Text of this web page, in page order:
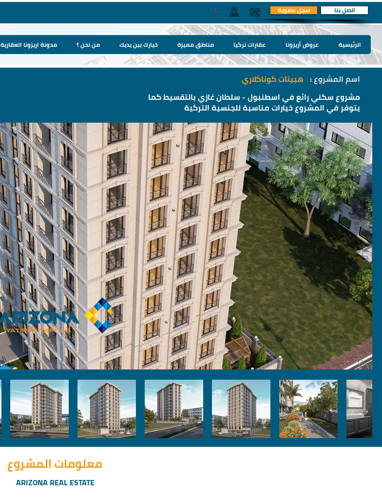
سجل عضوية اتصل بنا
الرئيسية عروض أريزونا عقارات تركيا مناطق مميزة خيارك بين يديك من نحن ؟ مدونة اريزونا العقارية
هبيتات كوناكلاري اسم المشروع :
مشروع سكني رائع في اسطنبول - سلطان غازي بالتقسيط كما
يتوفر في المشروع خيارات مناسبة للجنسية التركية
معلومات المشروع
ARIZONA REAL ESTATE